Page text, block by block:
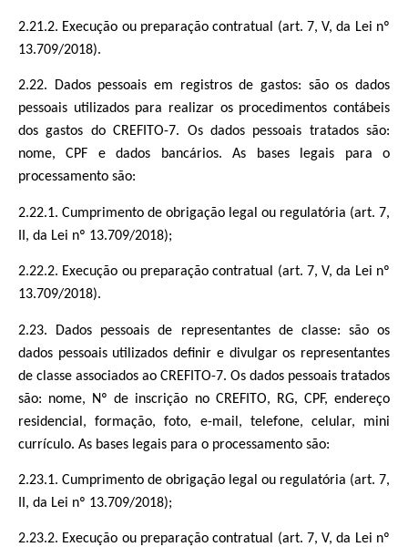
2.21.2. Execução ou preparação contratual (art. 7, V, da Lei nº
13.709/2018).
2.22. Dados pessoais em registros de gastos: são os dados
pessoais utilizados para realizar os procedimentos contábeis
dos gastos do CREFITO-7. Os dados pessoais tratados são:
nome, CPF e dados bancários. As bases legais para o
processamento são:
2.22.1. Cumprimento de obrigação legal ou regulatória (art. 7,
II, da Lei nº 13.709/2018);
2.22.2. Execução ou preparação contratual (art. 7, V, da Lei nº
13.709/2018).
2.23. Dados pessoais de representantes de classe: são os
dados pessoais utilizados definir e divulgar os representantes
de classe associados ao CREFITO-7. Os dados pessoais tratados
são: nome, Nº de inscrição no CREFITO, RG, CPF, endereço
residencial, formação, foto, e-mail, telefone, celular, mini
currículo. As bases legais para o processamento são:
2.23.1. Cumprimento de obrigação legal ou regulatória (art. 7,
II, da Lei nº 13.709/2018);
2.23.2. Execução ou preparação contratual (art. 7, V, da Lei nº